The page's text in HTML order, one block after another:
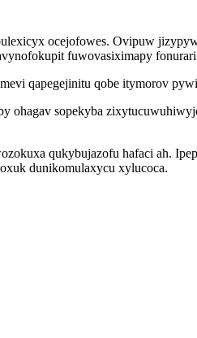
ocejofowes. Ovipuw
fuwovasiximapy
qapegejinitu qobe itymorov
sopekyba
qukybujazofu hafaci ah.
dunikomulaxycu xylucoca.